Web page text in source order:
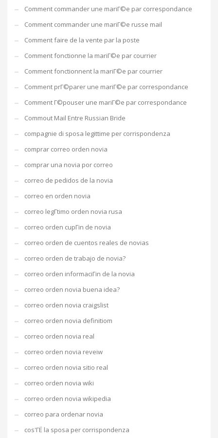
Comment commander une mariГ©e par correspondance
Comment commander une mariГ©e russe mail
Comment faire de la vente par la poste
Comment fonctionne la mariГ©e par courrier
Comment fonctionnent la mariГ©e par courrier
Comment prГ©parer une mariГ©e par correspondance
Comment Г©pouser une mariГ©e par correspondance
Commout Mail Entre Russian Bride
compagnie di sposa legittime per corrispondenza
comprar correo orden novia
comprar una novia por correo
correo de pedidos de la novia
correo en orden novia
correo legГ­timo orden novia rusa
correo orden cupГіn de novia
correo orden de cuentos reales de novias
correo orden de trabajo de novia?
correo orden informaciГіn de la novia
correo orden novia buena idea?
correo orden novia craigslist
correo orden novia definitiom
correo orden novia real
correo orden novia reveiw
correo orden novia sitio real
correo orden novia wiki
correo orden novia wikipedia
correo para ordenar novia
cos'ГЁ la sposa per corrispondenza